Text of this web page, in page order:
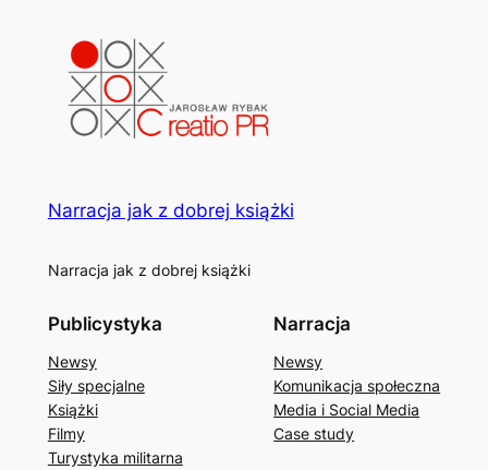
Narracja jak z dobrej książki
Narracja jak z dobrej książki
Publicystyka
Newsy
Siły specjalne
Książki
Filmy
Turystyka militarna
Narracja
Newsy
Komunikacja społeczna
Media i Social Media
Case study